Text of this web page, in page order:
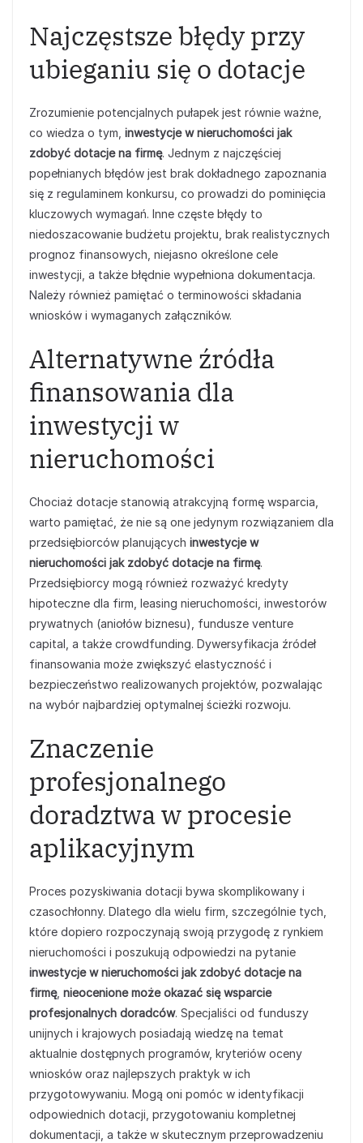
Najczęstsze błędy przy
ubieganiu się o dotacje
Zrozumienie potencjalnych pułapek jest równie ważne,
co wiedza o tym, inwestycje w nieruchomości jak
zdobyć dotacje na firmę. Jednym z najczęściej
popełnianych błędów jest brak dokładnego zapoznania
się z regulaminem konkursu, co prowadzi do pominięcia
kluczowych wymagań. Inne częste błędy to
niedoszacowanie budżetu projektu, brak realistycznych
prognoz finansowych, niejasno określone cele
inwestycji, a także błędnie wypełniona dokumentacja.
Należy również pamiętać o terminowości składania
wniosków i wymaganych załączników.
Alternatywne źródła
finansowania dla
inwestycji w
nieruchomości
Chociaż dotacje stanowią atrakcyjną formę wsparcia,
warto pamiętać, że nie są one jedynym rozwiązaniem dla
przedsiębiorców planujących inwestycje w
nieruchomości jak zdobyć dotacje na firmę.
Przedsiębiorcy mogą również rozważyć kredyty
hipoteczne dla firm, leasing nieruchomości, inwestorów
prywatnych (aniołów biznesu), fundusze venture
capital, a także crowdfunding. Dywersyfikacja źródeł
finansowania może zwiększyć elastyczność i
bezpieczeństwo realizowanych projektów, pozwalając
na wybór najbardziej optymalnej ścieżki rozwoju.
Znaczenie
profesjonalnego
doradztwa w procesie
aplikacyjnym
Proces pozyskiwania dotacji bywa skomplikowany i
czasochłonny. Dlatego dla wielu firm, szczególnie tych,
które dopiero rozpoczynają swoją przygodę z rynkiem
nieruchomości i poszukują odpowiedzi na pytanie
inwestycje w nieruchomości jak zdobyć dotacje na
firmę, nieocenione może okazać się wsparcie
profesjonalnych doradców. Specjaliści od funduszy
unijnych i krajowych posiadają wiedzę na temat
aktualnie dostępnych programów, kryteriów oceny
wniosków oraz najlepszych praktyk w ich
przygotowywaniu. Mogą oni pomóc w identyfikacji
odpowiednich dotacji, przygotowaniu kompletnej
dokumentacji, a także w skutecznym przeprowadzeniu